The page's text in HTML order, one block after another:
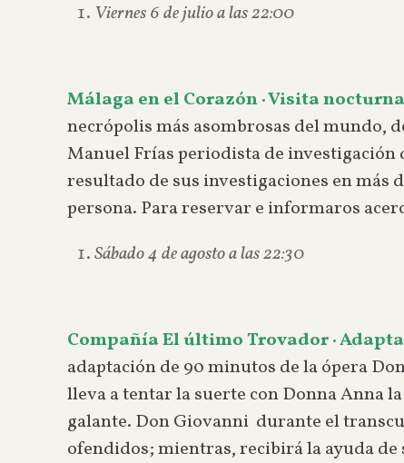
Viernes 6 de julio a las 22:00
Málaga en el Corazón · Visita
necrópolis más asombrosas del mundo,
Manuel Frías periodista de investigación
resultado de sus investigaciones en más
persona. Para reservar e informaros
Sábado 4 de agosto a las 22:30
Compañía El último Trovador ·
adaptación de 90 minutos de la ópera
lleva a tentar la suerte con Donna Anna
galante. Don Giovanni durante el
ofendidos; mientras, recibirá la ayuda